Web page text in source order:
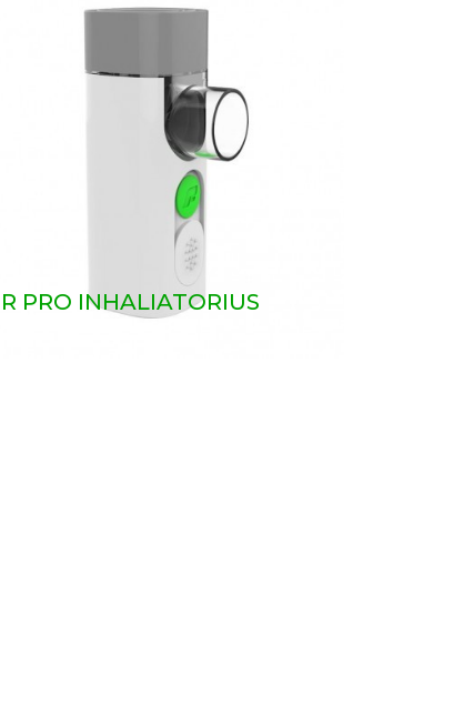
PRO INHALIATORIUS